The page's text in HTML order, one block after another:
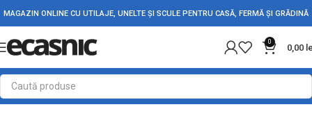
MAGAZIN ONLINE CU UTILAJE, UNELTE ȘI SCULE PENTRU CASĂ, FERMĂ ȘI GRĂDINĂ
0
0,00
Prima pagină Electrice Accesorii PC-Laptop-Telefon